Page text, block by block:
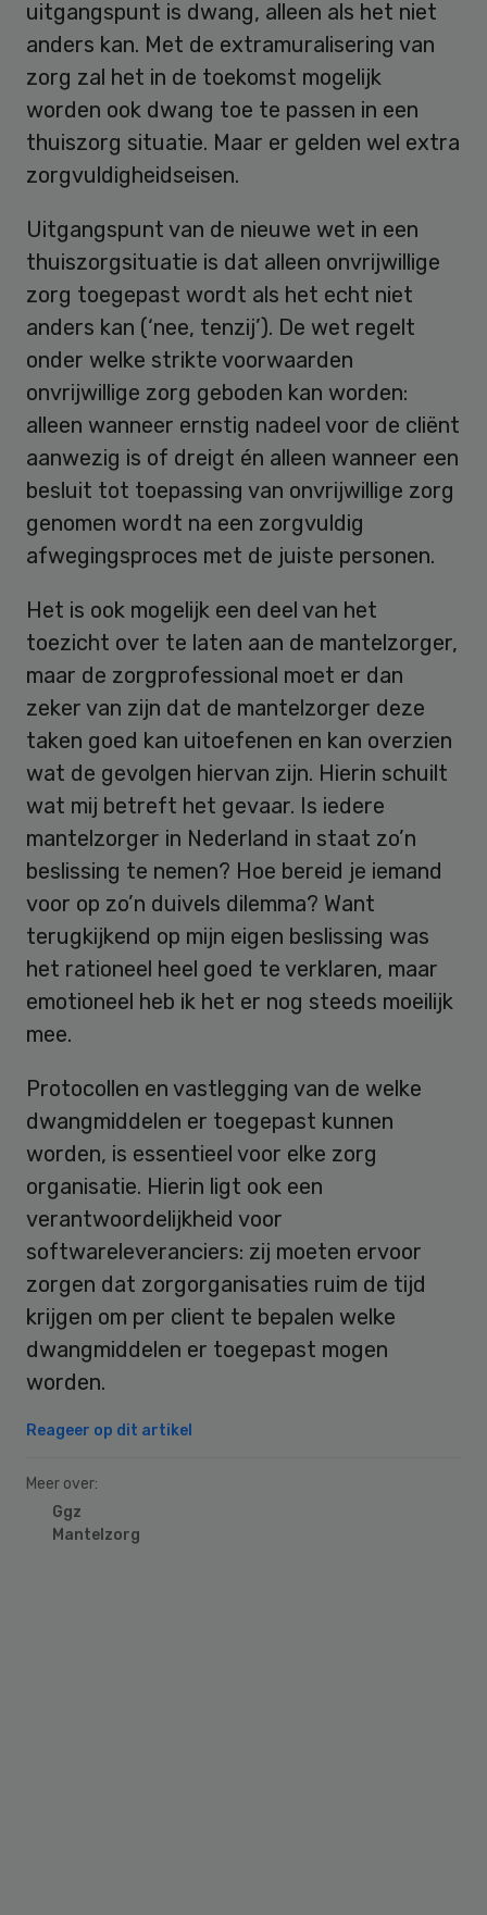
uitgangspunt is dwang, alleen als het niet
anders kan. Met de extramuralisering van
zorg zal het in de toekomst mogelijk
worden ook dwang toe te passen in een
thuiszorg situatie. Maar er gelden wel extra
zorgvuldigheidseisen.
Uitgangspunt van de nieuwe wet in een
thuiszorgsituatie is dat alleen onvrijwillige
zorg toegepast wordt als het echt niet
anders kan (‘nee, tenzij’). De wet regelt
onder welke strikte voorwaarden
onvrijwillige zorg geboden kan worden:
alleen wanneer ernstig nadeel voor de cliënt
aanwezig is of dreigt én alleen wanneer een
besluit tot toepassing van onvrijwillige zorg
genomen wordt na een zorgvuldig
afwegingsproces met de juiste personen.
Het is ook mogelijk een deel van het
toezicht over te laten aan de mantelzorger,
maar de zorgprofessional moet er dan
zeker van zijn dat de mantelzorger deze
taken goed kan uitoefenen en kan overzien
wat de gevolgen hiervan zijn. Hierin schuilt
wat mij betreft het gevaar. Is iedere
mantelzorger in Nederland in staat zo’n
beslissing te nemen? Hoe bereid je iemand
voor op zo’n duivels dilemma? Want
terugkijkend op mijn eigen beslissing was
het rationeel heel goed te verklaren, maar
emotioneel heb ik het er nog steeds moeilijk
mee.
Protocollen en vastlegging van de welke
dwangmiddelen er toegepast kunnen
worden, is essentieel voor elke zorg
organisatie. Hierin ligt ook een
verantwoordelijkheid voor
softwareleveranciers: zij moeten ervoor
zorgen dat zorgorganisaties ruim de tijd
krijgen om per client te bepalen welke
dwangmiddelen er toegepast mogen
worden.
Reageer op dit artikel
Meer over:
Ggz
Mantelzorg